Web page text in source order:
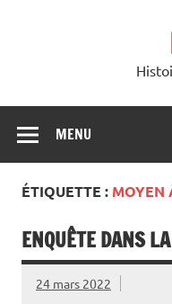
MENU
ÉTIQUETTE : MOYEN
ENQUÊTE DANS
24 mars 2022